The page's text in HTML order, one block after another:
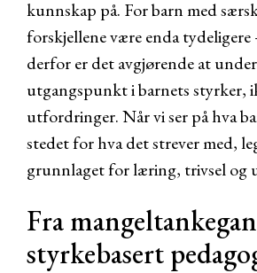
kunnskap på. For barn med
forskjellene være enda
derfor er det avgjørende at
utgangspunkt i barnets styrker,
utfordringer. Når vi ser på hva
stedet for hva det strever med,
grunnlaget for læring, trivsel og
Fra
styrkebasert